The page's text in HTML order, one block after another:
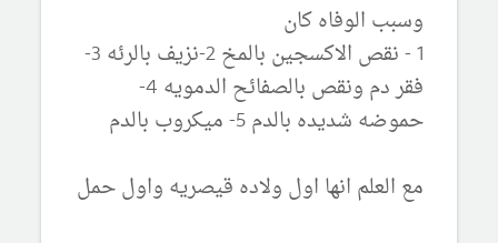
وسبب الوفاه كان
1 - نقص الاكسجين بالمخ 2-نزيف بالرئه 3-
فقر دم ونقص بالصفائح الدمويه 4-
حموضه شديده بالدم 5- ميكروب بالدم
مع العلم انها اول ولاده قيصريه واول حمل